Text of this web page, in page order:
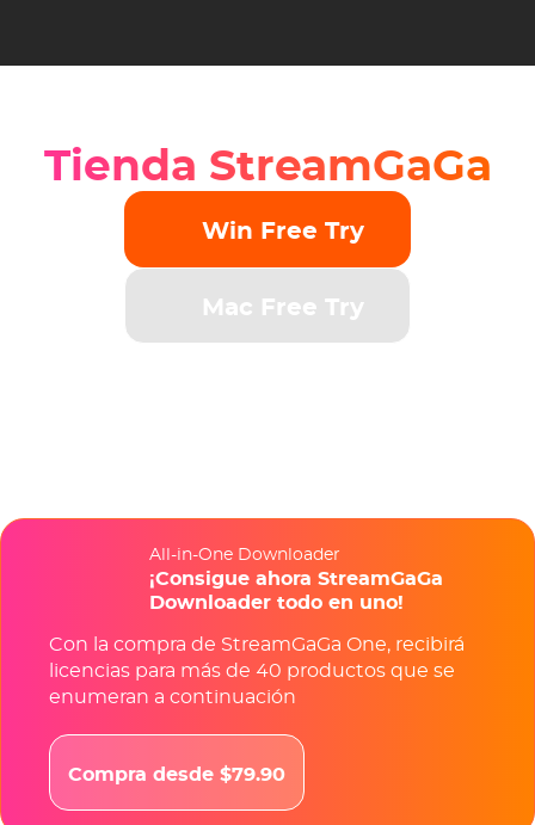
Tienda StreamGaGa
Win Free Try
Mac Free Try
All-in-One Downloader
¡Consigue ahora StreamGaGa
Downloader todo en uno!
Con la compra de StreamGaGa One, recibirá
licencias para más de 40 productos que se
enumeran a continuación
Compra desde $79.90